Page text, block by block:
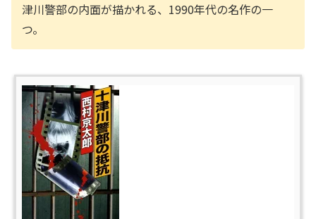
津川警部の内面が描かれる、1990年代の名作の一
つ。